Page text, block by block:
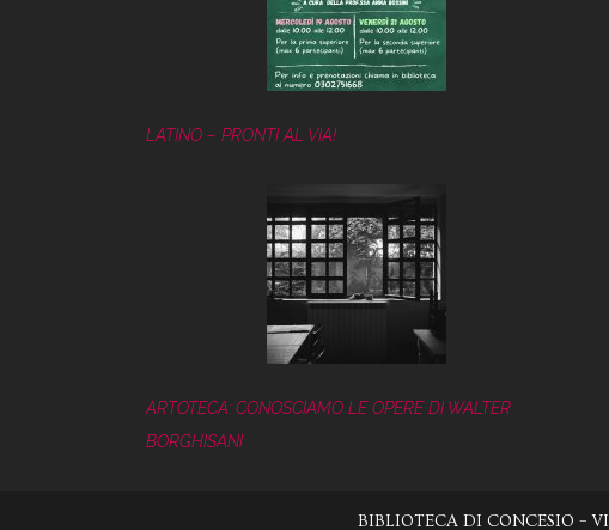
LATINO – PRONTI AL VIA!
ARTOTECA: CONOSCIAMO LE OPERE DI WALTER
BORGHISANI
BIBLIOTECA DI CONCESIO –